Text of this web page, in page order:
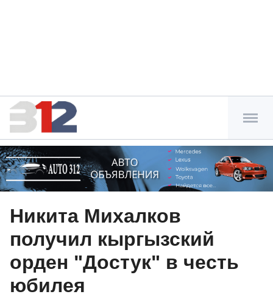
Никита Михалков
получил кыргызский
орден "Достук" в честь
юбилея